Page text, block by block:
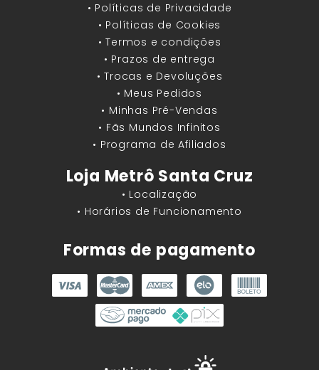
• Políticas de Privacidade
• Políticas de Cookies
• Termos e condições
• Prazos de entrega
• Trocas e Devoluções
• Meus Pedidos
• Minhas Pré-Vendas
• Fãs Mundos Infinitos
• Programa de Afiliados
Loja Metrô Santa Cruz
• Localização
• Horários de Funcionamento
Formas de pagamento